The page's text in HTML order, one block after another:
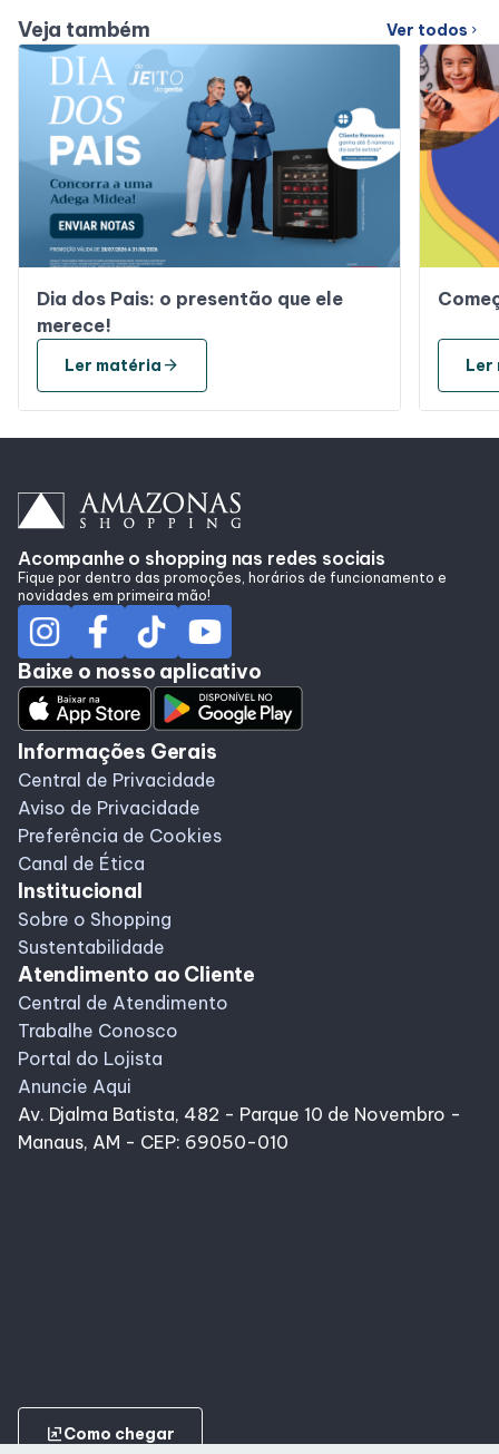
Veja também Ver todos chevron_right
Dia dos Pais: o presentão que ele
merece!
Ler matéria arrow_forward Ler
Acompanhe o shopping nas redes sociais
Fique por dentro das promoções, horários de funcionamento e
novidades em primeira mão!
Baixe o nosso aplicativo
Informações Gerais
Central de Privacidade
Aviso de Privacidade
Preferência de Cookies
Canal de Ética
Institucional
Sobre o Shopping
Sustentabilidade
Atendimento ao Cliente
Central de Atendimento
Trabalhe Conosco
Portal do Lojista
Anuncie Aqui
Av. Djalma Batista, 482 - Parque 10 de Novembro -
Manaus, AM - CEP: 69050-010
ungroupComo chegar